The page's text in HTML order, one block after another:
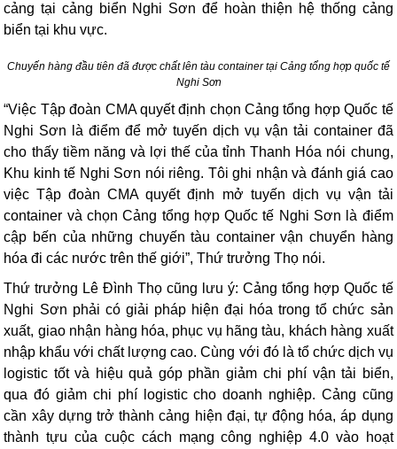
cảng tại cảng biển Nghi Sơn để hoàn thiện hệ thống cảng
biển tại khu vực.
Chuyến hàng đầu tiên đã được chất lên tàu container tại Cảng tổng hợp quốc tế
Nghi Sơn
“Việc Tập đoàn CMA quyết định chọn Cảng tổng hợp Quốc tế
Nghi Sơn là điểm để mở tuyến dịch vụ vận tải container đã
cho thấy tiềm năng và lợi thế của tỉnh Thanh Hóa nói chung,
Khu kinh tế Nghi Sơn nói riêng. Tôi ghi nhận và đánh giá cao
việc Tập đoàn CMA quyết định mở tuyến dịch vụ vận tải
container và chọn Cảng tổng hợp Quốc tế Nghi Sơn là điểm
cập bến của những chuyến tàu container vận chuyển hàng
hóa đi các nước trên thế giới”, Thứ trưởng Thọ nói.
Thứ trưởng Lê Đình Thọ cũng lưu ý: Cảng tổng hợp Quốc tế
Nghi Sơn phải có giải pháp hiện đại hóa trong tổ chức sản
xuất, giao nhận hàng hóa, phục vụ hãng tàu, khách hàng xuất
nhập khẩu với chất lượng cao. Cùng với đó là tổ chức dịch vụ
logistic tốt và hiệu quả góp phần giảm chi phí vận tải biển,
qua đó giảm chi phí logistic cho doanh nghiệp. Cảng cũng
cần xây dựng trở thành cảng hiện đại, tự động hóa, áp dụng
thành tựu của cuộc cách mạng công nghiệp 4.0 vào hoạt